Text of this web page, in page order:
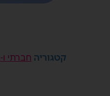
קטגוריה חברתי ו-S.E.L